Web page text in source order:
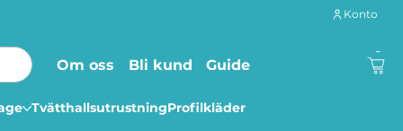
Konto
Om oss Bli kund Guide
-
TvätthallsutrustningProfilkläder